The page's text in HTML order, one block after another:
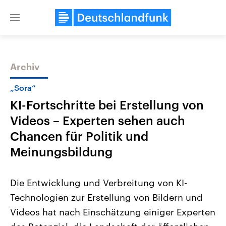
Close
Themen
2026
Alle Informationen
Sachsen-Anhalt wählt am 6.
September 2026 einen neuen
Landtag. Seit 2021 wird das
Bundesland von einer Koalition aus
Aktuelle Beiträge,
Hintergründe
Wirtschaftlich und
gehören die Vereinigten
den mächtigsten Ländern
mit großem Einfluss auf
Archiv
„Sora“
KI-Fortschritte bei Erstellung von
Videos – Experten sehen auch
Chancen für Politik und
Meinungsbildung
Die Entwicklung und Verbreitung von KI-
Technologien zur Erstellung von Bildern und
Videos hat nach Einschätzung einiger Experten